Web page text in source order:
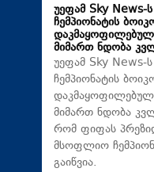
უეფამ Sky
ჩემპიონატის
მიმართ ნდობა
უეფამ Sky
ჩემპიონატის
მიმართ ნდობა
რომ ფიფას
მსოფლიო
გაიწვია.